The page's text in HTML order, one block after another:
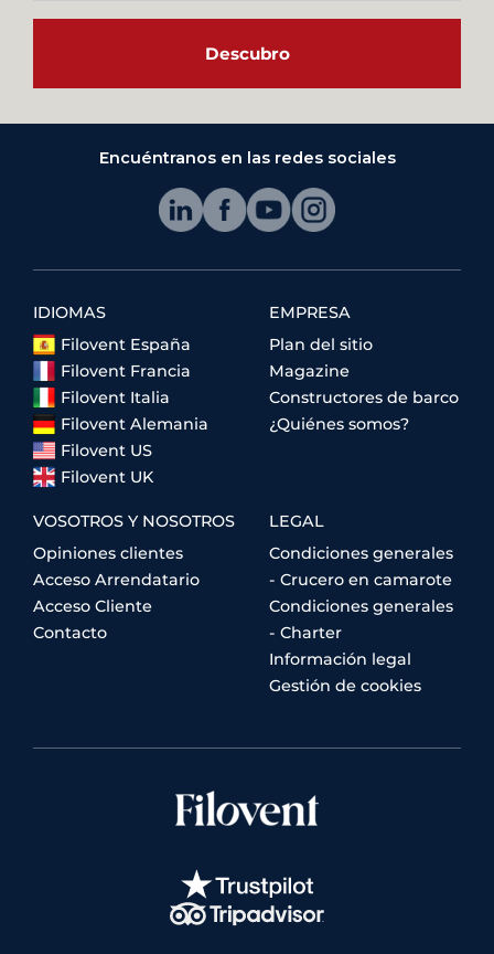
Descubro
Encuéntranos en las redes sociales
IDIOMAS
Filovent España
Filovent Francia
Filovent Italia
Filovent Alemania
Filovent US
Filovent UK
EMPRESA
Plan del sitio
Magazine
Constructores de barco
¿Quiénes somos?
VOSOTROS Y NOSOTROS
Opiniones clientes
Acceso Arrendatario
Acceso Cliente
Contacto
LEGAL
Condiciones generales
- Crucero en camarote
Condiciones generales
- Charter
Información legal
Gestión de cookies